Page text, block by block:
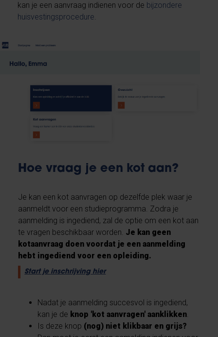
kan je een aanvraag indienen voor de bijzondere
huisvestingsprocedure.
Hoe vraag je een kot aan?
Je kan een kot aanvragen op dezelfde plek waar je
aanmeldt voor een studieprogramma. Zodra je
aanmelding is ingediend, zal de optie om een kot aan
te vragen beschikbaar worden. Je kan geen
kotaanvraag doen voordat je een aanmelding
hebt ingediend voor een opleiding.
Start je inschrijving hier
Nadat je aanmelding succesvol is ingediend,
kan je de knop 'kot aanvragen' aanklikken.
Is deze knop (nog) niet klikbaar en grijs?